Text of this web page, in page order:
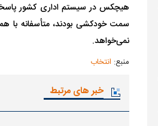
هیچکس در سیستم اداری کشور
سمت خودکشی بودند، متأسفانه با
نمی‌خواهد.
منبع: انتخاب
خبر های مرتبط